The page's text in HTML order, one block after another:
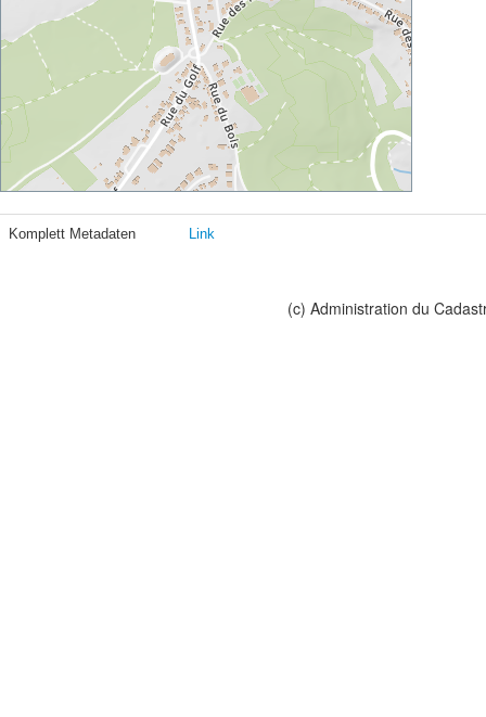
Komplett Metadaten Link
(c) Administration du